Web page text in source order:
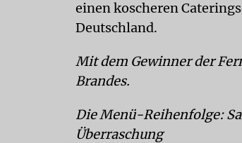
einen koscheren
Deutschland.
Mit dem Gewinner der
Brandes.
Die Menü-Reihenfolge:
Überraschung